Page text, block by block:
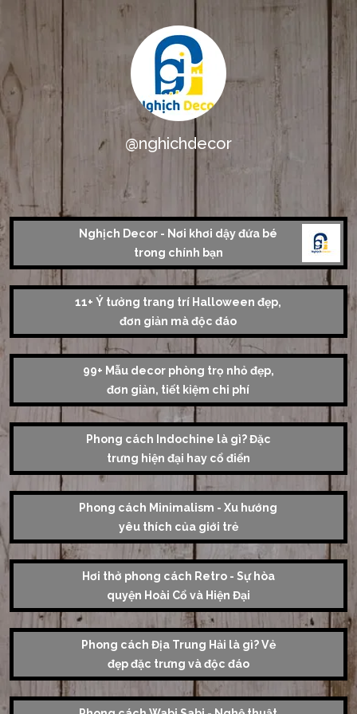
@nghichdecor
Nghịch Decor - Nơi khơi dậy đứa bé
trong chính bạn
11+ Ý tưởng trang trí Halloween đẹp,
đơn giản mà độc đáo
99+ Mẫu decor phòng trọ nhỏ đẹp,
đơn giản, tiết kiệm chi phí
Phong cách Indochine là gì? Đặc
trưng hiện đại hay cổ điển
Phong cách Minimalism - Xu hướng
yêu thích của giới trẻ
Hơi thở phong cách Retro - Sự hòa
quyện Hoài Cổ và Hiện Đại
Phong cách Địa Trung Hải là gì? Vẻ
đẹp đặc trưng và độc đáo